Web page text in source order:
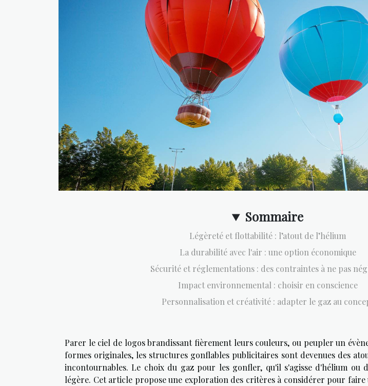
Sommaire
Légèreté et flottabilité : l’atout de l’hélium
La durabilité avec l'air : une option économique
Sécurité et réglementations : des contraintes à ne pas
Impact environnemental : choisir en conscience
Personnalisation et créativité : adapter le gaz au
Parer le ciel de logos brandissant fièrement leurs couleurs, ou peupler un
formes originales, les structures gonflables publicitaires sont devenues des
incontournables. Le choix du gaz pour les gonfler, qu'il s'agisse d'hélium ou
légère. Cet article propose une exploration des critères à considérer pour